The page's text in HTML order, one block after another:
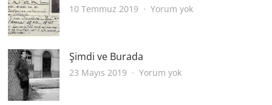
10 Temmuz 2019 Yorum yokYeminli
Şimdi ve Burada
23 Mayıs 2019 Yorum yokŞimdi